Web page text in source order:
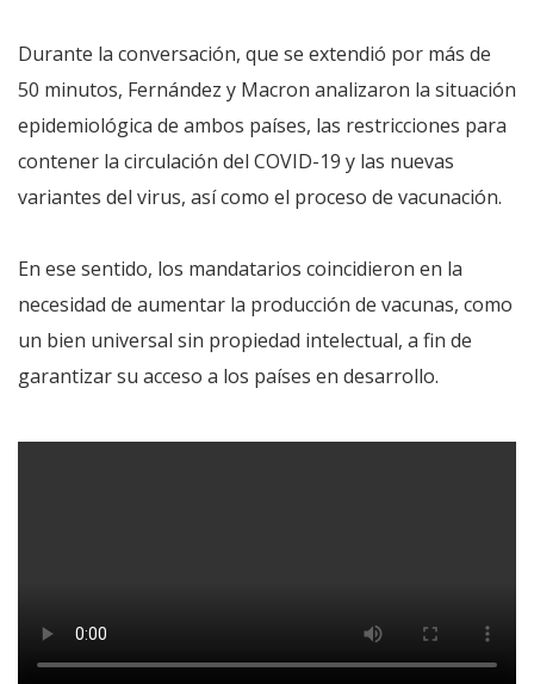
Durante la conversación, que se extendió por más de
50 minutos, Fernández y Macron analizaron la situación
epidemiológica de ambos países, las restricciones para
contener la circulación del COVID-19 y las nuevas
variantes del virus, así como el proceso de vacunación.
En ese sentido, los mandatarios coincidieron en la
necesidad de aumentar la producción de vacunas, como
un bien universal sin propiedad intelectual, a fin de
garantizar su acceso a los países en desarrollo.